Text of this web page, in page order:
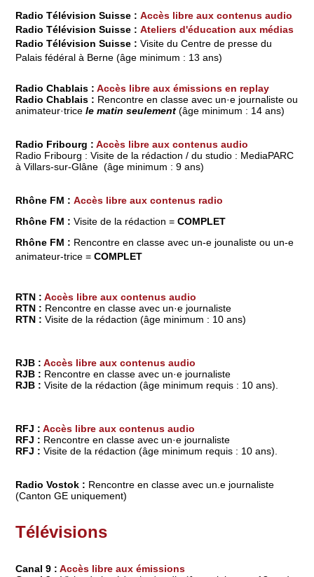
Radio Télévision Suisse : Accès libre aux contenus audio
Radio Télévision Suisse : Ateliers d'éducation aux médias
Radio Télévision Suisse : Visite du Centre de presse du
Palais fédéral à Berne (âge minimum : 13 ans)
Radio Chablais :Accès libre aux émissions en replay
Radio Chablais : Rencontre en classe avec un·e journaliste ou
animateur·tricele matin seulement (âge minimum : 14 ans)
Radio Fribourg :Accès libre aux contenus audio
Radio Fribourg : Visite de la rédaction / du studio : MediaPARC
à Villars-sur-Glâne(âge minimum : 9 ans)
Rhône FM : Accès libre aux contenus radio
Rhône FM : Visite de la rédaction =COMPLET
Rhône FM : Rencontre en classe avec un-e jounaliste ou un-e
animateur-trice =COMPLET
RTN :Accès libre aux contenus audio
RTN : Rencontre en classe avec un·e journaliste
RTN :Visite de la rédaction (âge minimum : 10 ans)
RJB :Accès libre aux contenus audio
RJB : Rencontre en classe avec un·e journaliste
RJB :Visite de la rédaction(âge minimum requis : 10 ans).
RFJ :Accès libre aux contenus audio
RFJ : Rencontre en classe avec un·e journaliste
RFJ :Visite de la rédaction(âge minimum requis : 10 ans).
Radio Vostok : Rencontre en classe avec un.e journaliste
(Canton GE uniquement)
Télévisions
Canal 9 :Accès libre aux émissions